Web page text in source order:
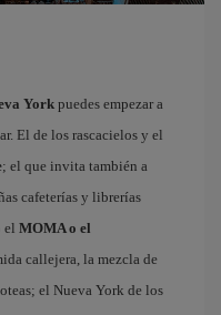
York puedes empezar a
El de los rascacielos y el
; el que invita también a
cafeterías y librerías
el MOMA o el
callejera, la mezcla de
el Nueva York de los